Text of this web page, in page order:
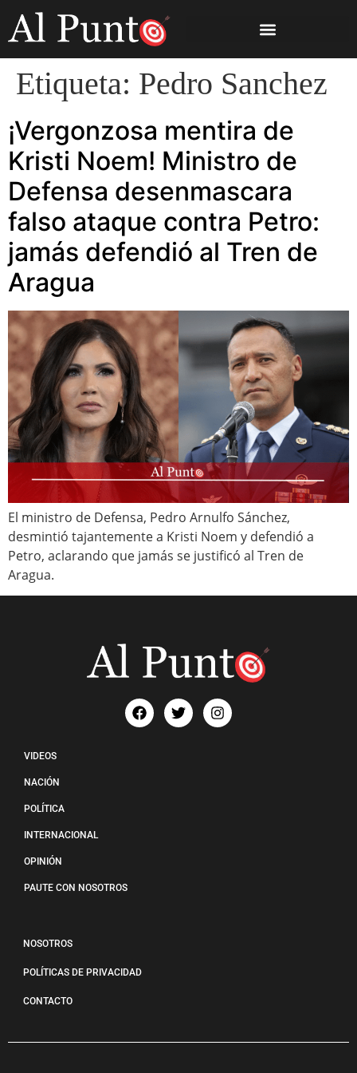
Etiqueta: Pedro Sanchez
¡Vergonzosa mentira de
Kristi Noem! Ministro de
Defensa desenmascara
falso ataque contra Petro:
jamás defendió al Tren de
Aragua
El ministro de Defensa, Pedro Arnulfo Sánchez,
desmintió tajantemente a Kristi Noem y defendió a
Petro, aclarando que jamás se justificó al Tren de
Aragua.
VIDEOS
NACIÓN
POLÍTICA
INTERNACIONAL
OPINIÓN
PAUTE CON NOSOTROS
NOSOTROS
POLÍTICAS DE PRIVACIDAD
CONTACTO